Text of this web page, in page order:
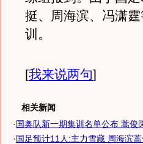
挺、周海滨、冯潇
训。
[我来说两句]
相关新闻
·国奥队新一期集训名单公布 蒿俊
·国足预计11人:主力雪藏 周海滨